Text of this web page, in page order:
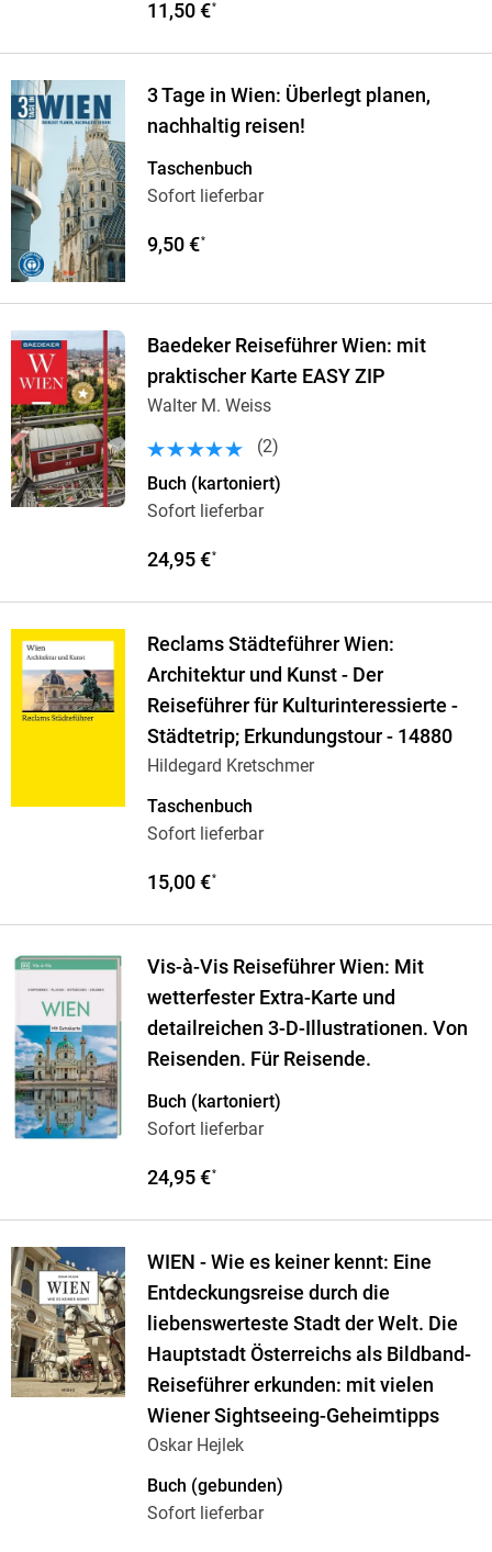
11,50 €*
3 Tage in Wien: Überlegt planen,
nachhaltig reisen!
Taschenbuch
Sofort lieferbar
9,50 €*
Baedeker Reiseführer Wien: mit
praktischer Karte EASY ZIP
Walter M. Weiss
(2)
Buch (kartoniert)
Sofort lieferbar
24,95 €*
Reclams Städteführer Wien:
Architektur und Kunst - Der
Reiseführer für Kulturinteressierte -
Städtetrip; Erkundungstour - 14880
Hildegard Kretschmer
Taschenbuch
Sofort lieferbar
15,00 €*
Vis-à-Vis Reiseführer Wien: Mit
wetterfester Extra-Karte und
detailreichen 3-D-Illustrationen. Von
Reisenden. Für Reisende.
Buch (kartoniert)
Sofort lieferbar
24,95 €*
WIEN - Wie es keiner kennt: Eine
Entdeckungsreise durch die
liebenswerteste Stadt der Welt. Die
Hauptstadt Österreichs als Bildband-
Reiseführer erkunden: mit vielen
Wiener Sightseeing-Geheimtipps
Oskar Hejlek
Buch (gebunden)
Sofort lieferbar